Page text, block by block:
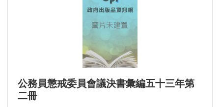
公務員懲戒委員會議決書彙編五十三年第
二冊